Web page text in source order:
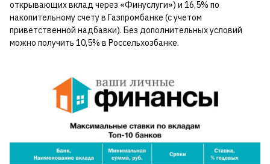
открывающих вклад через «Финуслуги») и 16,5% по
накопительному счету в Газпромбанке (с учетом
приветственной надбавки). Без дополнительных условий
можно получить 10,5% в Россельхозбанке.